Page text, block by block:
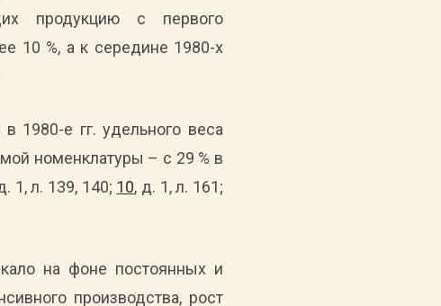
продукцию с первого
10 %, а к середине 1980-х
1980-е гг. удельного веса
номенклатуры – с 29 % в
1, л. 139, 140; 10, д. 1, л. 161;
на фоне постоянных и
производства, рост